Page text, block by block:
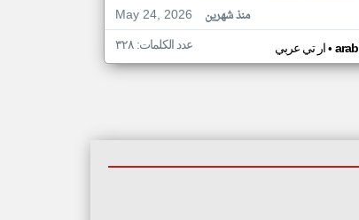
May 24, 2026
منذ شهرين
ار تي عربي• عدد الكلمات: ٣٢٨